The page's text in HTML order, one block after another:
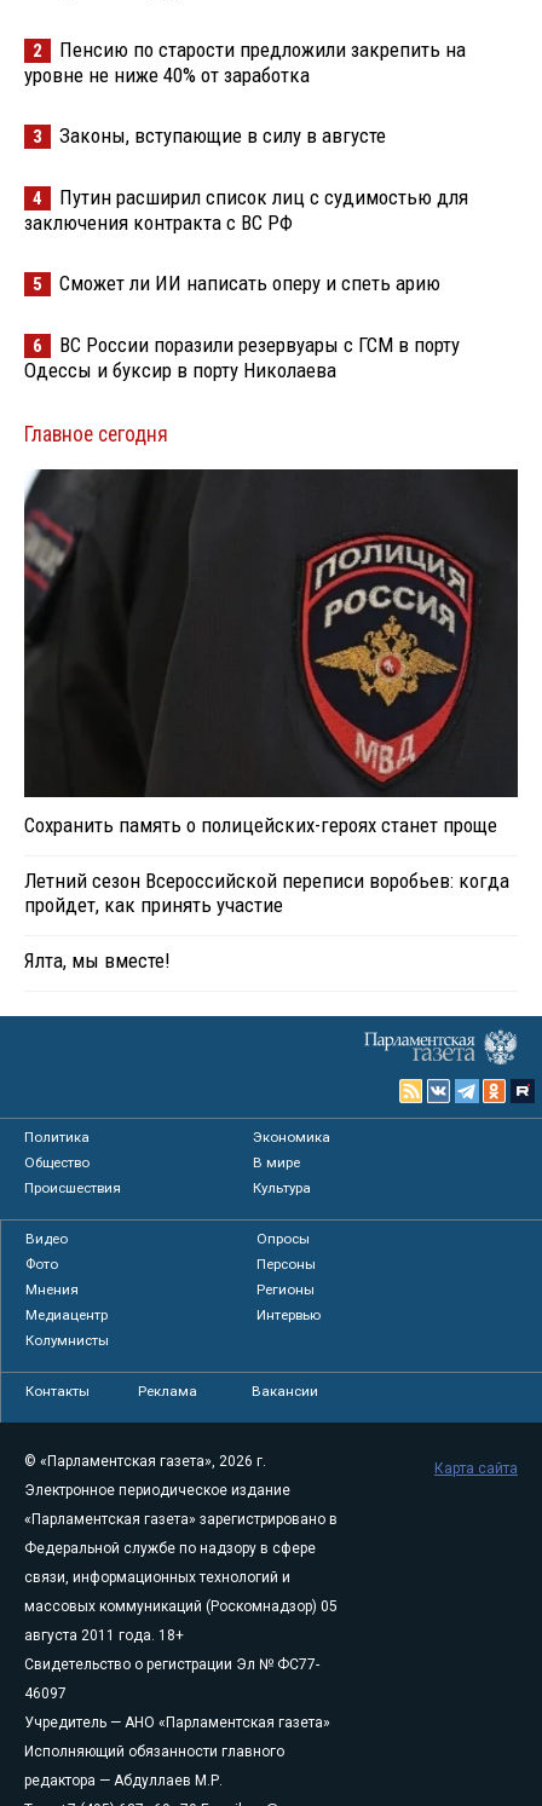
2
Пенсию по старости предложили закрепить на
уровне не ниже 40% от заработка
3 Законы, вступающие в силу в августе
4
Путин расширил список лиц с судимостью для
заключения контракта с ВС РФ
5 Сможет ли ИИ написать оперу и спеть арию
6
ВС России поразили резервуары с ГСМ в порту
Одессы и буксир в порту Николаева
Главное сегодня
Сохранить память о полицейских-героях станет проще
Летний сезон Всероссийской переписи воробьев: когда
пройдет, как принять участие
Ялта, мы вместе!
Политика
Экономика
Общество
В мире
Происшествия
Культура
Видео
Опросы
Фото
Персоны
Мнения
Регионы
Медиацентр
Интервью
Колумнисты
Контакты Реклама Вакансии
© «Парламентская газета», 2026 г.
Электронное периодическое издание
«Парламентская газета» зарегистрировано в
Федеральной службе по надзору в сфере
связи, информационных технологий и
массовых коммуникаций (Роскомнадзор) 05
августа 2011 года. 18+
Свидетельство о регистрации Эл № ФС77-
46097
Учредитель — АНО «Парламентская газета»
Исполняющий обязанности главного
редактора — Абдуллаев М.Р.
Карта сайта